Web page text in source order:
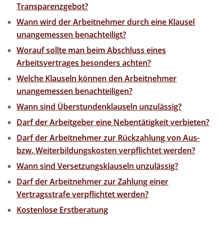
Transparenzgebot?
Wann wird der Arbeitnehmer durch eine Klausel
unangemessen benachteiligt?
Worauf sollte man beim Abschluss eines
Arbeitsvertrages besonders achten?
Welche Klauseln können den Arbeitnehmer
unangemessen benachteiligen?
Wann sind Überstundenklauseln unzulässig?
Darf der Arbeitgeber eine Nebentätigkeit verbieten?
Darf der Arbeitnehmer zur Rückzahlung von Aus-
bzw. Weiterbildungskosten verpflichtet werden?
Wann sind Versetzungsklauseln unzulässig?
Darf der Arbeitnehmer zur Zahlung einer
Vertragsstrafe verpflichtet werden?
Kostenlose Erstberatung